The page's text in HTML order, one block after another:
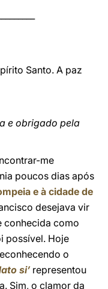
Santo. A paz
e obrigado pela
me
poucos dias após
e à cidade de
desejava vir
conhecida como
possível. Hoje
o
si’representou
Sim, o clamor da